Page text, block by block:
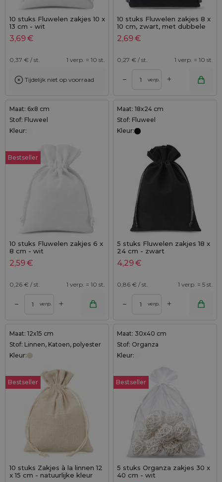
10 stuks Fluwelen zakjes 10 x
13 cm - wit
3,69€
0,37 € / st. 1 verp. = 10 st.
Tijdelijk niet op voorraad
10 stuks Fluwelen zakjes 8 x
10 cm, zwart, met dubbele
trekkoord
2,69€
0,27 € / st. 1 verp. = 10 st.
– verp. +
Maat: 6x8 cm
Stof: Fluweel
Kleur:
Bestseller
10 stuks Fluwelen zakjes 6 x
8 cm - wit
2,59€
0,26 € / st. 1 verp. = 10 st.
– verp. +
Maat: 18x24 cm
Stof: Fluweel
Kleur:
5 stuks Fluwelen zakjes 18 x
24 cm - zwart
4,29€
0,86 € / st. 1 verp. = 5 st.
– verp. +
Maat: 12x15 cm
Stof: Linnen, Katoen, polyester
Kleur:
Bestseller
10 stuks Zakjes à la linnen 12
x 15 cm - natuurlijke kleur
Maat: 30x40 cm
Stof: Organza
Kleur:
Bestseller
5 stuks Organza zakjes 30 x
40 cm - wit